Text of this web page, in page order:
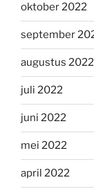
oktober 2022
september
augustus 2022
juli 2022
juni 2022
mei 2022
april 2022